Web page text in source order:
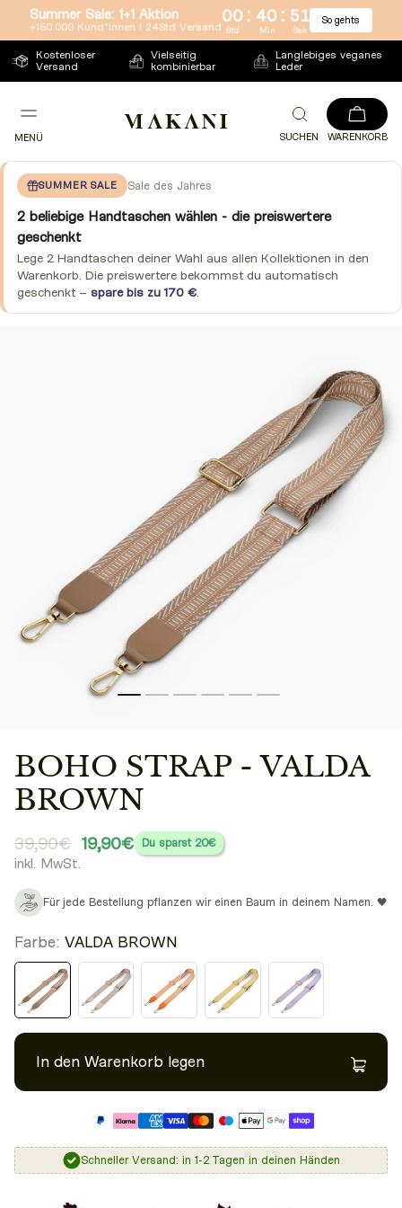
Direkt
zum
Inhalt
Summer Sale: 1+1 Aktion
+150.000 Kund*innen l 24Std Versand
00 : 40 : 51
Std Min Sek
So gehts
Kostenloser
Versand
Vielseitig
kombinierbar
Langlebiges veganes
Leder
MENÜ SUCHEN WARENKORB
SUMMER SALE Sale des Jahres
2 beliebige Handtaschen wählen - die preiswertere
geschenkt
Lege 2 Handtaschen deiner Wahl aus allen Kollektionen in den
Warenkorb. Die preiswertere bekommst du automatisch
geschenkt – spare bis zu 170 €
BOHO STRAP - VALDA
BROWN
39,90€ 19,90€ Du sparst 20€
inkl. MwSt.
Für jede Bestellung pflanzen wir einen Baum in deinem Namen. 🖤
Farbe: VALDA BROWN
In den Warenkorb legen
Schneller Versand: in 1-2 Tagen in deinen Händen